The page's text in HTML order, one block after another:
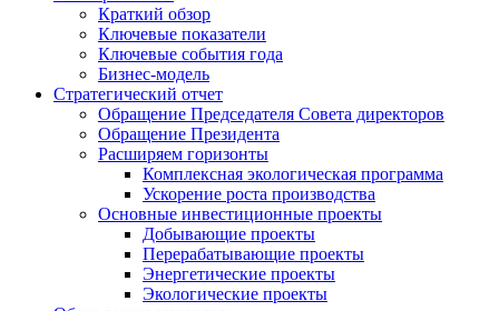
Краткий обзор
Ключевые показатели
Ключевые события года
Бизнес-модель
Стратегический отчет
Обращение Председателя Совета директоров
Обращение Президента
Расширяем горизонты
Комплексная экологическая программа
Ускорение роста производства
Основные инвестиционные проекты
Добывающие проекты
Перерабатывающие проекты
Энергетические проекты
Экологические проекты